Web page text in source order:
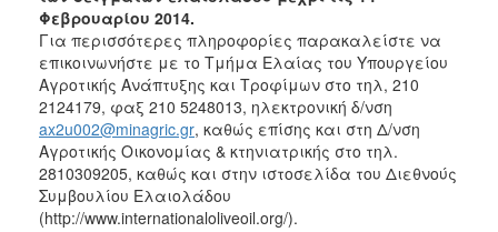
Οικογένειας
ΤΟΠΟΣ
ΠΟΛΙΤΙΣΜΟΣ
Φεβρουαρίου 2014.
Για περισσότερες πληροφορίες παρακαλείστε να
επικοινωνήστε με το Τμήμα Ελαίας του Υπουργείου
Αγροτικής Ανάπτυξης και Τροφίμων στο τηλ, 210
2124179, φαξ 210 5248013, ηλεκτρονική δ/νση
ax2u002@minagric.gr, καθώς επίσης και στη Δ/νση
Αγροτικής Οικονομίας & κτηνιατρικής στο τηλ.
2810309205, καθώς και στην ιστοσελίδα του Διεθνούς
Συμβουλίου Ελαιολάδου
(http://www.internationaloliveoil.org/).